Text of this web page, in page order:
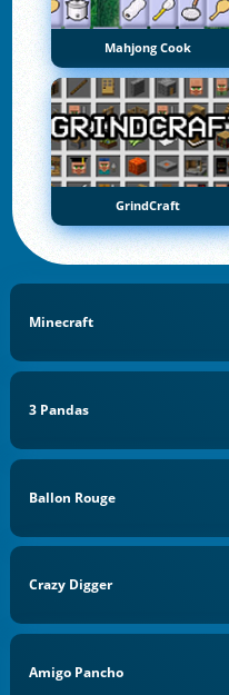
Mahjong Cook
GrindCraft
Minecraft
3 Pandas
Ballon Rouge
Crazy Digger
Amigo Pancho